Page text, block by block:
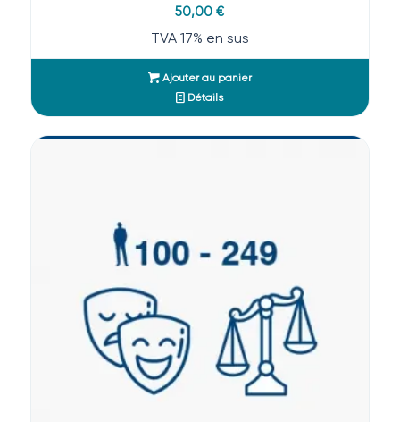
50,00€
TVA 17% en sus
Ajouter au panier
Détails